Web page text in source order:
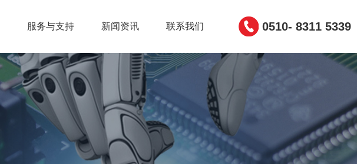
0510- 8311 5339
服务与支持 新闻资讯 联系我们